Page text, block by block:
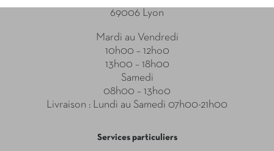
69006 Lyon
Mardi au Vendredi
10h00 – 12ho0
13h00 – 18h00
Samedi
08h00 – 13ho0
Livraison : Lundi au Samedi 07h00-21h00
Services particuliers